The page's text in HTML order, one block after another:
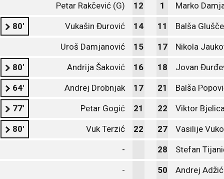
Petar Rakčević (G)
12 1 Marko
80' Vukašin Đurović 14 11 Balša
Uroš Damjanović 15 17 Nikola
80' Andrija Šaković 16 18 Jovan
64' Andrej Drobnjak 17 21 Balša
77' Petar Gogić 21 22 Viktor
80' Vuk Terzić 22 27 Vasilije
- 28 Stefan
- 50 Andrej Adžić